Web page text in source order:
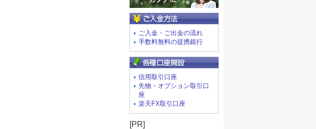
ご入金・ご出金の流れ
手数料無料の提携銀行
信用取引口座
先物・オプション取引口
座
楽天FX取引口座
[PR]